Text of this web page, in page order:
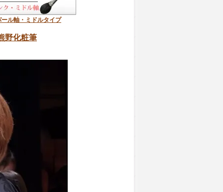
ル軸・ミドルタイプ
野化粧筆